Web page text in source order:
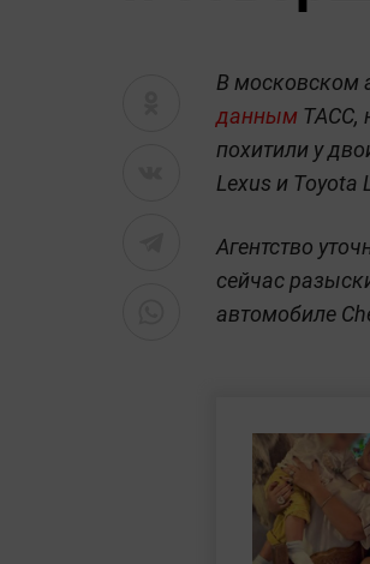
В московском
данным ТАСС,
похитили у
Lexus и Toyota
Агентство
сейчас
автомобиле